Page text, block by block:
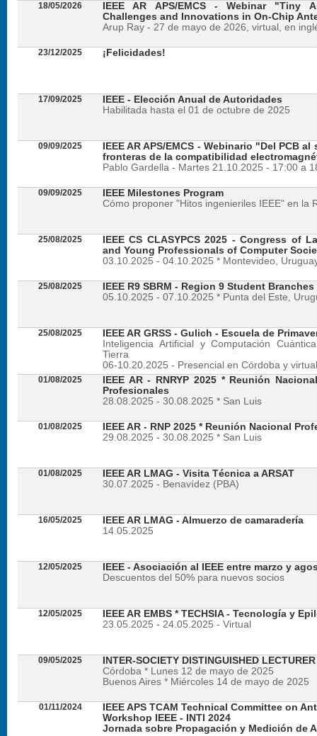
18/05/2026
IEEE AR APS/EMCS - Webinar "Tiny
Challenges and Innovations in On-Chip
Arup Ray - 27 de mayo de 2026, virtual, en
23/12/2025 ¡Felicidades!
17/09/2025
IEEE - Elección Anual de Autoridades
Habilitada hasta el 01 de octubre de 2025
09/09/2025
IEEE AR APS/EMCS - Webinario "Del PCB
fronteras de la compatibilidad
Pablo Gardella - Martes 21.10.2025 - 17:00 a
09/09/2025
IEEE Milestones Program
Cómo proponer "Hitos ingenieriles IEEE" en la
25/08/2025
IEEE CS CLASYPCS 2025 - Congress of
and Young Professionals of Computer
03.10.2025 - 04.10.2025 * Montevideo,
25/08/2025
IEEE R9 SBRM - Region 9 Student
05.10.2025 - 07.10.2025 * Punta del Este,
25/08/2025
IEEE AR GRSS - Gulich - Escuela de
Inteligencia Artificial y Computación
Tierra
06-10.20.2025 - Presencial en Córdoba y virtual
01/08/2025
IEEE AR - RNRYP 2025 * Reunión
Profesionales
28.08.2025 - 30.08.2025 * San Luis
01/08/2025
IEEE AR - RNP 2025 * Reunión Nacional
29.08.2025 - 30.08.2025 * San Luis
01/08/2025
IEEE AR LMAG - Visita Técnica a ARSAT
30.07.2025 - Benavídez (PBA)
16/05/2025
IEEE AR LMAG - Almuerzo de camaradería
14.05.2025
12/05/2025
IEEE - Asociación al IEEE entre marzo y
Descuentos del 50% para nuevos socios
12/05/2025
IEEE AR EMBS * TECHSIA - Tecnología y
23.05.2025 - 24.05.2025 - Virtual
09/05/2025
INTER-SOCIETY DISTINGUISHED
Córdoba * Lunes 12 de mayo de 2025
Buenos Aires * Miércoles 14 de mayo de 2025
01/11/2024
IEEE APS TCAM Technical Committee on
Workshop IEEE - INTI 2024
Jornada sobre Propagación y Medición de